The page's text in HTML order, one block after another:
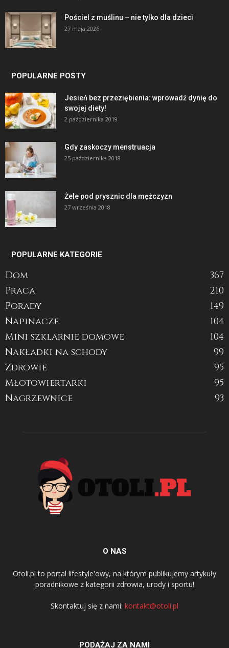
Pościel z muślinu – nie tylko dla dzieci
27 maja 2026
POPULARNE POSTY
Jesień bez przeziębienia: wprowadź dynię do
swojej diety!
2 października 2019
Gdy zaskoczy menstruacja
25 października 2018
Żele pod prysznic dla mężczyzn
27 września 2018
POPULARNE KATEGORIE
Dom
367
Praca
210
Porady
149
Napinacze
104
Mini szklarnie domowe
104
Nakładki na schody
99
Zdrowie
95
Młotowiertarki
95
Nagrzewnice
93
O NAS
Otoli.pl to portal lifestyle'owy, na którym publikujemy artykuły
poradnikowe z kategorii zdrowia, urody i sportu!
Skontaktuj się z nami: kontakt@otoli.pl
PODĄŻAJ ZA NAMI